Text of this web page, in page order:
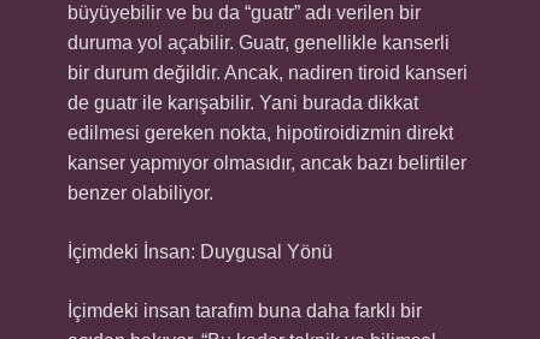
büyüyebilir ve bu da “guatr” adı verilen bir
duruma yol açabilir. Guatr, genellikle kanserli
bir durum değildir. Ancak, nadiren tiroid kanseri
de guatr ile karışabilir. Yani burada dikkat
edilmesi gereken nokta, hipotiroidizmin direkt
kanser yapmıyor olmasıdır, ancak bazı belirtiler
benzer olabiliyor.
İçimdeki İnsan: Duygusal Yönü
İçimdeki insan tarafım buna daha farklı bir